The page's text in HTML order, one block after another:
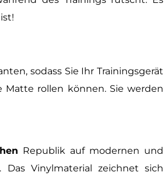
sodass Sie Ihr Trainingsgerät
Matte rollen können. Sie werden
Republik auf modernen und
Das Vinylmaterial zeichnet sich